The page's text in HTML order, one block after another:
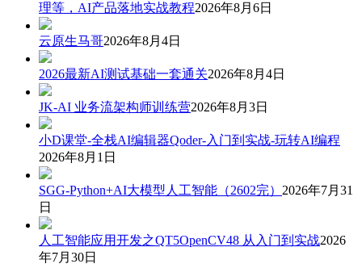
理等，AI产品落地实战教程2026年8月6日
云原生马哥2026年8月4日
2026最新AI测试基础一套通关2026年8月4日
JK-AI 业务流架构师训练营2026年8月3日
小D课堂-全栈AI编辑器Qoder-入门到实战-玩转AI编程
2026年8月1日
SGG-Python+AI大模型人工智能（2602完） 2026年7月31
日
人工智能应用开发之QT5OpenCV48 从入门到实战2026
年7月30日